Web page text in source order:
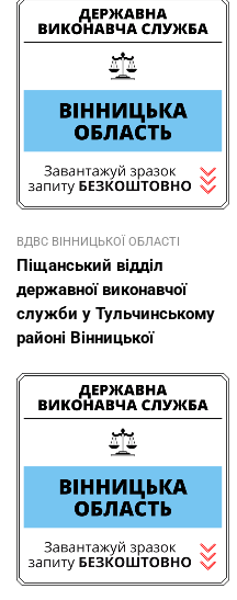
ВДВС ВІННИЦЬКОЇ ОБЛАСТІ
Піщанський відділ
державної виконавчої
служби у Тульчинському
районі Вінницької